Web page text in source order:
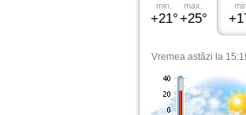
min.
+21°
max.
+25°
Vremea astăzi la